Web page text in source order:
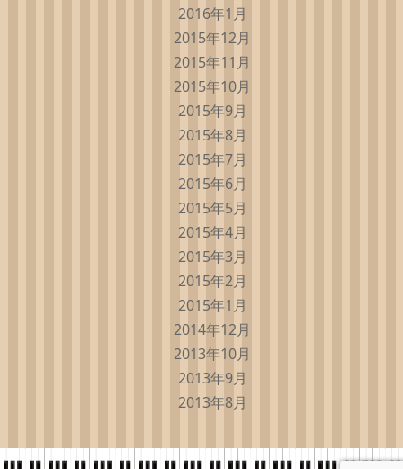
2016年1月
2015年12月
2015年11月
2015年10月
2015年9月
2015年8月
2015年7月
2015年6月
2015年5月
2015年4月
2015年3月
2015年2月
2015年1月
2014年12月
2013年10月
2013年9月
2013年8月